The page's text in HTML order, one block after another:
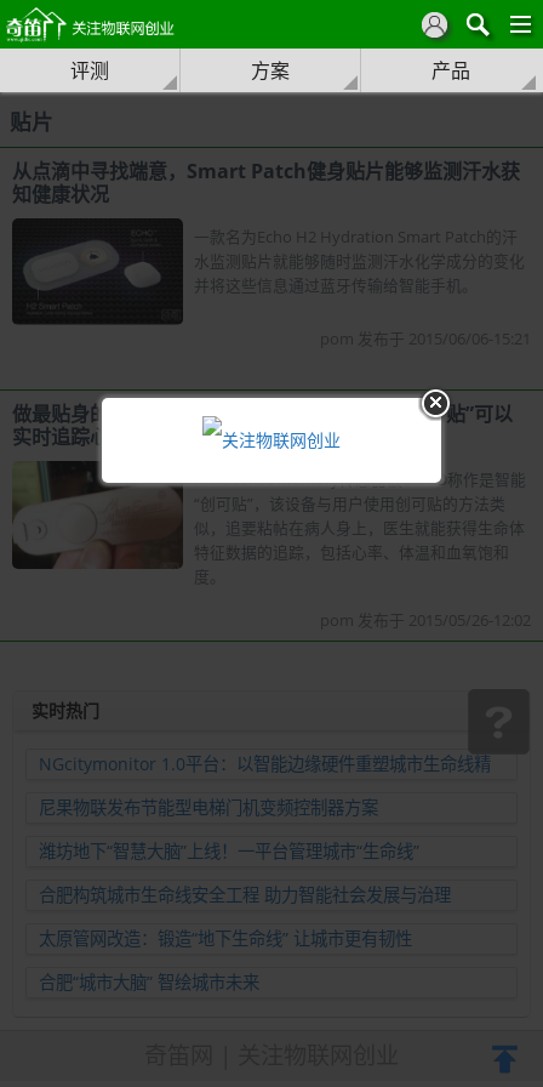
评测 方案 产品
贴片
从点滴中寻找端意，Smart Patch健身贴片能够监测汗水获
知健康状况
一款名为Echo H2 Hydration Smart Patch的汗
水监测贴片就能够随时监测汗水化学成分的变化
并将这些信息通过蓝牙传输给智能手机。
pom 发布于 2015/06/06-15:21
做最贴身的健康卫士，MultiSense Memory“创口贴”可以
实时追踪心率/体温/血氧
MultiSense Memory传感器被USAID称作是智能
“创可贴”，该设备与用户使用创可贴的方法类
似，追要粘帖在病人身上，医生就能获得生命体
特征数据的追踪，包括心率、体温和血氧饱和
度。
pom 发布于 2015/05/26-12:02
实时热门
NGcitymonitor 1.0平台：以智能边缘硬件重塑城市生命线精
准运维新范式
尼果物联发布节能型电梯门机变频控制器方案
潍坊地下“智慧大脑”上线！一平台管理城市“生命线”
合肥构筑城市生命线安全工程 助力智能社会发展与治理
太原管网改造：锻造“地下生命线” 让城市更有韧性
合肥“城市大脑” 智绘城市未来